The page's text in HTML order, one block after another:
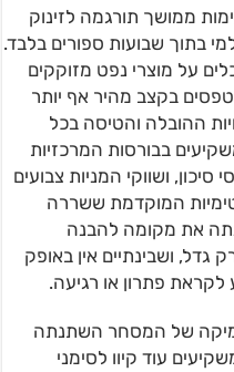
ממושך תורגמה לזינוק
הגולמי בתוך שבועות ספורים בלבד.
על מוצרי נפט מזוקקים
בקצב מהיר אף יותר
ההובלה והטיסה בכל
בבורסות המרכזיות
ושווקי המניות צבועים
המוקדמת ששררה
את מקומה להבנה
ושבינתיים אין באופק
פתרון או רגיעה.
של המסחר השתנתה
עוד קיוו לסימני